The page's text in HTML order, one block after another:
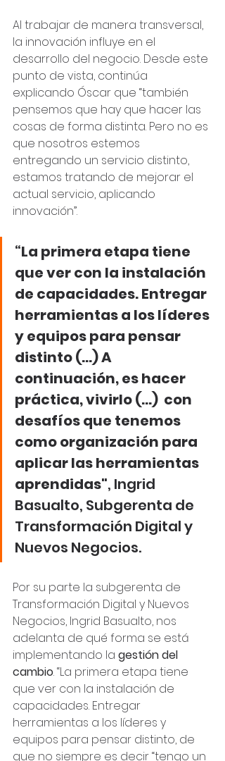
Al trabajar de manera transversal,
la innovación influye en el
desarrollo del negocio. Desde este
punto de vista, continúa
explicando Óscar que “también
pensemos que hay que hacer las
cosas de forma distinta. Pero no es
que nosotros estemos
entregando un servicio distinto,
estamos tratando de mejorar el
actual servicio, aplicando
innovación”.
“La primera etapa tiene
que ver con la instalación
de capacidades. Entregar
herramientas a los líderes
y equipos para pensar
distinto (...) A
continuación, es hacer
práctica, vivirlo (...)  con
desafíos que tenemos
como organización para
aplicar las herramientas
aprendidas", Ingrid
Basualto, Subgerenta de
Transformación Digital y
Nuevos Negocios.
Por su parte la subgerenta de
Transformación Digital y Nuevos
Negocios, Ingrid Basualto, nos
adelanta de qué forma se está
implementando la gestión del
cambio. “La primera etapa tiene
que ver con la instalación de
capacidades. Entregar
herramientas a los líderes y
equipos para pensar distinto, de
que no siempre es decir “tengo un